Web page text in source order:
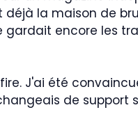
déjà la maison de
encore les
J'ai été
de support